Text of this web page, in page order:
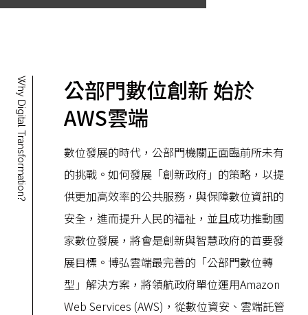
Why Digital Transformation?
公部門數位創新 始於
AWS雲端
數位發展的時代，公部門機關正面臨前所未有
的挑戰。如何發展「創新政府」的策略，以提
供更加高效率的公共服務，與保障數位資訊的
安全，進而提升人民的福祉，並且成功推動國
家數位發展，將會是創新與智慧政府的首要發
展目標。博弘雲端最完善的「公部門數位轉
型」解決方案，將領航政府單位運用Amazon
Web Services (AWS)，從數位資安、雲端託管